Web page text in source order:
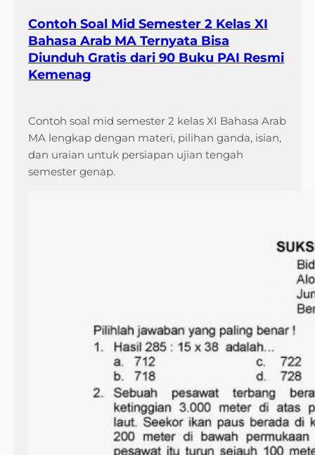
Contoh Soal Mid Semester 2 Kelas XI
Bahasa Arab MA Ternyata Bisa
Diunduh Gratis dari 90 Buku PAI Resmi
Kemenag
Contoh soal mid semester 2 kelas XI Bahasa Arab
MA lengkap dengan materi, pilihan ganda, isian,
dan uraian untuk persiapan ujian tengah
semester genap.